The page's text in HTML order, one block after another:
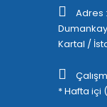
Adres
Kartal /
* Hafta içi